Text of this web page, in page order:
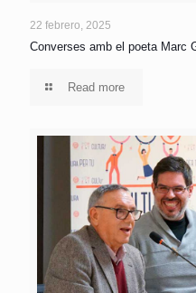
22 febrero, 2025
Converses amb el poeta Marc
Read more